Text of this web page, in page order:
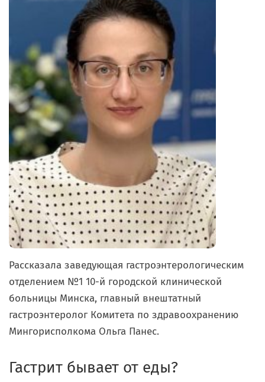
Рассказала заведующая гастроэнтерологическим
отделением №1 10-й городской клинической
больницы Минска, главный внештатный
гастроэнтеролог Комитета по здравоохранению
Мингорисполкома Ольга Панес.
Гастрит бывает от еды?